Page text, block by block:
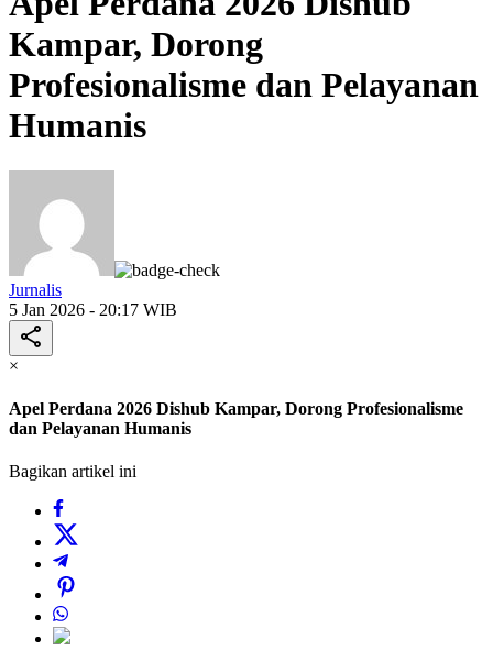
Kampar, Dorong
Profesionalisme dan Pelayanan
Humanis
Jurnalis
5 Jan 2026 - 20:17 WIB
×
Apel Perdana 2026 Dishub Kampar, Dorong Profesionalisme
dan Pelayanan Humanis
Bagikan artikel ini